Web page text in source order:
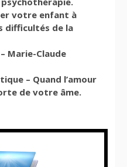
votre enfant à
difficultés de la
Marie-Claude
– Quand l’amour
de votre âme.